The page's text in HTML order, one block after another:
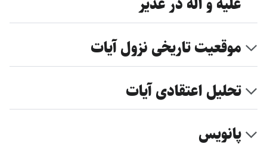
موقعیت تاریخی نزول آیات
تحلیل اعتقادی آیات
پانویس